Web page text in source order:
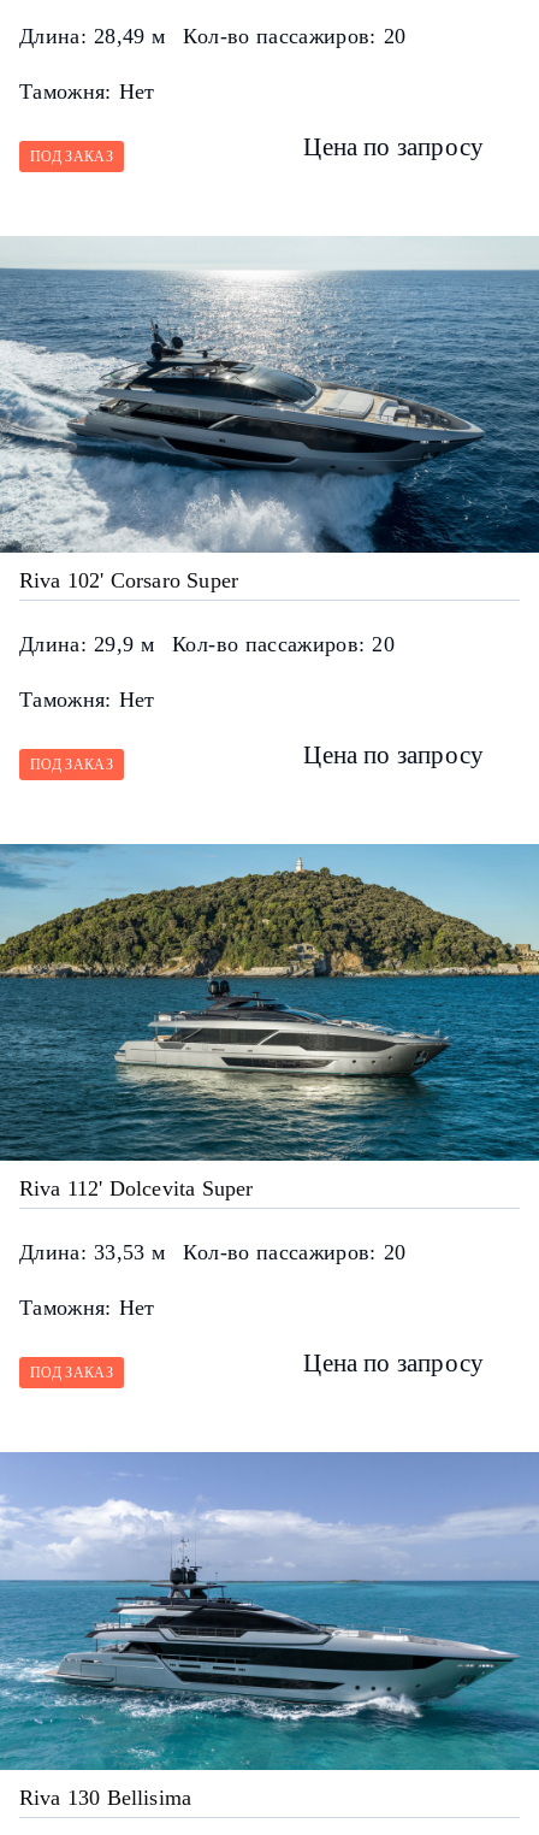
Длина: 28,49 м Кол-во пассажиров: 20
Таможня: Нет
ПОД ЗАКАЗ Цена по запросу
Riva 102' Corsaro Super
Длина: 29,9 м Кол-во пассажиров: 20
Таможня: Нет
ПОД ЗАКАЗ Цена по запросу
Riva 112' Dolcevita Super
Длина: 33,53 м Кол-во пассажиров: 20
Таможня: Нет
ПОД ЗАКАЗ Цена по запросу
Riva 130 Bellisima